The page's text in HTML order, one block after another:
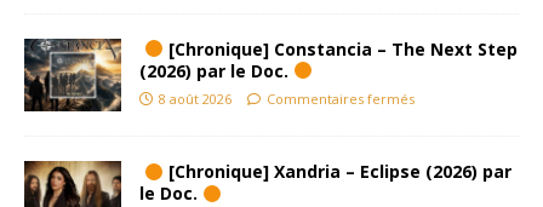
[Chronique] Constancia – The Next Step
(2026) par le Doc.
8 août 2026 Commentaires fermés
[Chronique] Xandria – Eclipse (2026) par
le Doc.